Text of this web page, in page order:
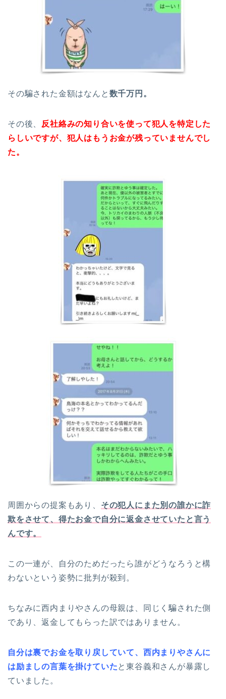
その騙された金額はなんと 数千万円。
その後、 反社絡みの知り合いを使って犯人を特定した
らしいですが、犯人はもうお金が残っていませんでし
た。
周囲からの提案もあり、 その犯人にまた別の誰かに詐
欺をさせて、得たお金で自分に返金させていたと言う
んです。
この一連が、自分のためだったら誰がどうなろうと構
わないという姿勢に批判が殺到。
ちなみに西内まりやさんの母親は、同じく騙された側
であり、返金してもらった訳ではありません。
自分は裏でお金を取り戻していて、西内まりやさんに
は励ましの言葉を掛けていたと東谷義和さんが暴露し
ていました。